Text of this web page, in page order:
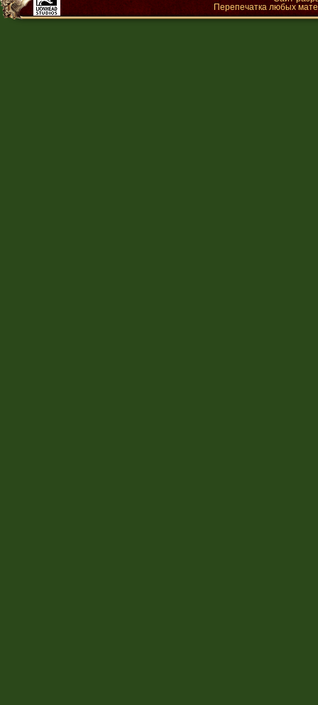
Перепечатка любых